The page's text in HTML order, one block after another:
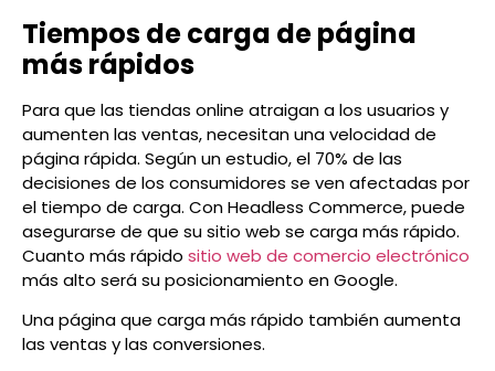
Tiempos de carga de página
más rápidos
Para que las tiendas online atraigan a los usuarios y
aumenten las ventas, necesitan una velocidad de
página rápida. Según un estudio, el 70% de las
decisiones de los consumidores se ven afectadas por
el tiempo de carga. Con Headless Commerce, puede
asegurarse de que su sitio web se carga más rápido.
Cuanto más rápido sitio web de comercio electrónico
más alto será su posicionamiento en Google.
Una página que carga más rápido también aumenta
las ventas y las conversiones.